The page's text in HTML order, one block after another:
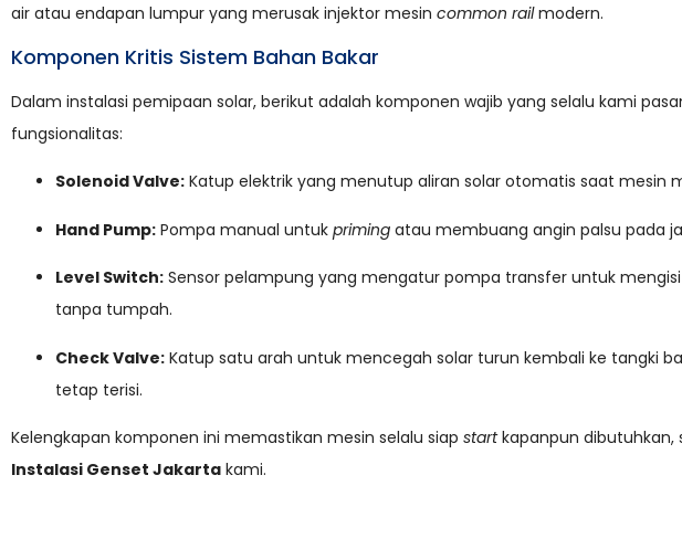
air atau endapan lumpur yang merusak injektor mesin common railmodern.
Komponen Kritis Sistem Bahan Bakar
Dalam instalasi pemipaan solar, berikut adalah komponen wajib yang selalu kami
fungsionalitas:
Solenoid Valve: Katup elektrik yang menutup aliran solar otomatis saat mesin
Hand Pump: Pompa manual untuk priming atau membuang angin palsu pada
Level Switch: Sensor pelampung yang mengatur pompa transfer untuk
tanpa tumpah.
Check Valve: Katup satu arah untuk mencegah solar turun kembali ke tangki
tetap terisi.
Kelengkapan komponen ini memastikan mesin selalu siap startkapanpun dibutuhkan,
Instalasi Genset Jakarta kami.